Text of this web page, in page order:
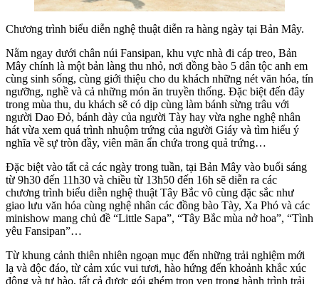
Chương trình biểu diễn nghệ thuật diễn ra hàng ngày tại Bản Mây.
Nằm ngay dưới chân núi Fansipan, khu vực nhà đi cáp treo, Bản
Mây chính là một bản làng thu nhỏ, nơi đồng bào 5 dân tộc anh em
cùng sinh sống, cùng giới thiệu cho du khách những nét văn hóa, tín
ngưỡng, nghề và cả những món ăn truyền thống. Đặc biệt đến đây
trong mùa thu, du khách sẽ có dịp cùng làm bánh sừng trâu với
người Dao Đỏ, bánh dày của người Tày hay vừa nghe nghệ nhân
hát vừa xem quá trình nhuộm trứng của người Giáy và tìm hiểu ý
nghĩa về sự tròn đầy, viên mãn ẩn chứa trong quả trứng…
Đặc biệt vào tất cả các ngày trong tuần, tại Bản Mây vào buổi sáng
từ 9h30 đến 11h30 và chiều từ 13h50 đến 16h sẽ diễn ra các
chương trình biểu diễn nghệ thuật Tây Bắc vô cùng đặc sắc như
giao lưu văn hóa cùng nghệ nhân các đồng bào Tày, Xa Phó và các
minishow mang chủ đề “Little Sapa”, “Tây Bắc mùa nở hoa”, “Tình
yêu Fansipan”…
Từ khung cảnh thiên nhiên ngoạn mục đến những trải nghiệm mới
lạ và độc đáo, từ cảm xúc vui tươi, hào hứng đến khoảnh khắc xúc
động và tự hào, tất cả được gói ghém trọn vẹn trong hành trình trải